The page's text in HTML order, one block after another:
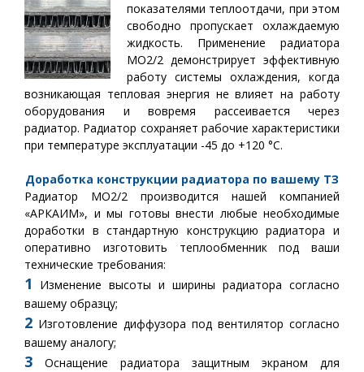
показателями теплоотдачи, при этом
свободно пропускает охлаждаемую
жидкость. Применение радиатора
МО2/2 демонстрирует эффективную
работу системы охлаждения, когда
возникающая тепловая энергия не влияет на работу
оборудования и вовремя рассеивается через
радиатор. Радиатор сохраняет рабочие характеристики
при температуре эксплуатации -45 до +120 °С.
Доработка конструкции радиатора по вашему ТЗ
Радиатор МО2/2 производится нашей компанией
«АРКАИМ», и мы готовы внести любые необходимые
доработки в стандартную конструкцию радиатора и
оперативно изготовить теплообменник под ваши
технические требования:
1
Изменение высоты и ширины радиатора согласно
вашему образцу;
2 Изготовление диффузора под вентилятор согласно
вашему аналогу;
3 Оснащение радиатора защитным экраном для